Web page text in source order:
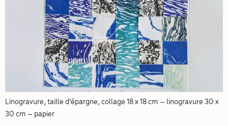
Linogravure, taille d’épargne, collage 18 x 18 cm – linogravure 30 x
30 cm – papier